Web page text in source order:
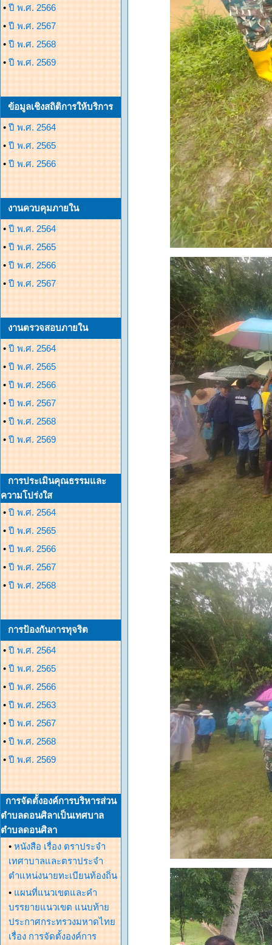
• ปี พ.ศ. 2566
• ปี พ.ศ. 2567
• ปี พ.ศ. 2568
• ปี พ.ศ. 2569
ข้อมูลเชิงสถิติการให้บริการ
• ปี พ.ศ. 2564
• ปี พ.ศ. 2565
• ปี พ.ศ. 2566
งานควบคุมภายใน
• ปี พ.ศ. 2564
• ปี พ.ศ. 2565
• ปี พ.ศ. 2566
• ปี พ.ศ. 2567
งานตรวจสอบภายใน
• ปี พ.ศ. 2564
• ปี พ.ศ. 2565
• ปี พ.ศ. 2566
• ปี พ.ศ. 2567
• ปี พ.ศ. 2568
• ปี พ.ศ. 2569
การประเมินคุณธรรมและ
ความโปร่งใส
• ปี พ.ศ. 2564
• ปี พ.ศ. 2565
• ปี พ.ศ. 2566
• ปี พ.ศ. 2567
• ปี พ.ศ. 2568
การป้องกันการทุจริต
• ปี พ.ศ. 2564
• ปี พ.ศ. 2565
• ปี พ.ศ. 2566
• ปี พ.ศ. 2563
• ปี พ.ศ. 2567
• ปี พ.ศ. 2568
• ปี พ.ศ. 2569
การจัดตั้งองค์การบริหารส่วน
ตำบลดอนศิลาเป็นเทศบาล
ตำบลดอนศิลา
• หนังสือ เรื่อง ตราประจำ
เทศาบาลและตราประจำ
ตำแหน่งนายทะเบียนท้องถิ่น
• แผนที่แนวเขตและคำ
บรรยายแนวเขต แนบท้าย
ประกาศกระทรวงมหาดไทย
เรื่อง การจัดตั้งองค์การ